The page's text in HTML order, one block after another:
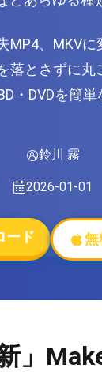
MP4、MKV
落とさずに
・DVDを簡
鈴川 霧
2026-01-01
ード 無
」